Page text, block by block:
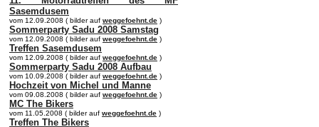
Sasemdusem
vom 12.09.2008 ( bilder auf weggefoehnt.de )
Sommerparty Sadu 2008 Samstag
vom 12.09.2008 ( bilder auf weggefoehnt.de )
Treffen Sasemdusem
vom 12.09.2008 ( bilder auf weggefoehnt.de )
Sommerparty Sadu 2008 Aufbau
vom 10.09.2008 ( bilder auf weggefoehnt.de )
Hochzeit von Michel und Manne
vom 09.08.2008 ( bilder auf weggefoehnt.de )
MC The Bikers
vom 11.05.2008 ( bilder auf weggefoehnt.de )
Treffen The Bikers